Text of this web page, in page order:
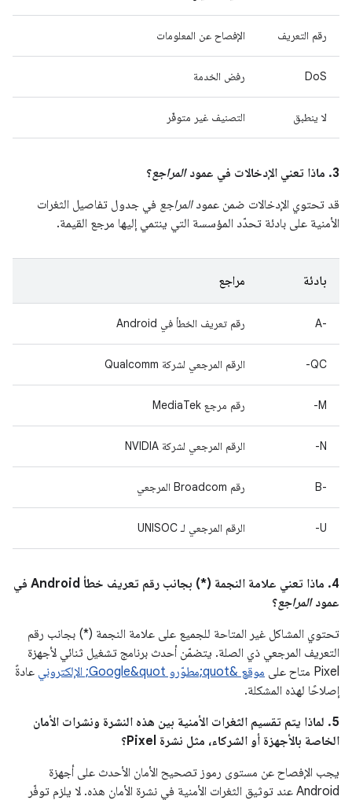
رقم التعريف الإفصاح عن المعلومات
DoS رفض الخدمة
لا ينطبق التصنيف غير متوفّر
3. ماذا تعني الإدخالات في عمود المراجع؟
قد تحتوي الإدخالات ضمن عمودالمراجع في جدول تفاصيل الثغرات
الأمنية على بادئة تحدّد المؤسسة التي ينتمي إليها مرجع القيمة.
بادئة مراجع
A-‎ رقم تعريف الخطأ في Android
QC- الرقم المرجعي لشركة Qualcomm
M- رقم مرجع MediaTek
N- الرقم المرجعي لشركة NVIDIA
B-‎ رقم Broadcom المرجعي
U- الرقم المرجعي لـ UNISOC
4. ماذا تعني علامة النجمة (*) بجانب رقم تعريف خطأ Android في
عمودالمراجع؟
تحتوي المشاكل غير المتاحة للجميع على علامة النجمة (*) بجانب رقم
التعريف المرجعي ذي الصلة. يتضمّن أحدث برنامج تشغيل ثنائي لأجهزة
Pixel متاح على
موقع &quot;مطوّرو Google&quot; الإلكتروني
عادةً
إصلاحًا لهذه المشكلة.
5. لماذا يتم تقسيم الثغرات الأمنية بين هذه النشرة ونشرات الأمان
الخاصة بالأجهزة أو الشركاء، مثل نشرة Pixel؟
يجب الإفصاح عن مستوى رموز تصحيح الأمان الأحدث على أجهزة
Android عند توثيق الثغرات الأمنية في نشرة الأمان هذه. لا يلزم توفّر